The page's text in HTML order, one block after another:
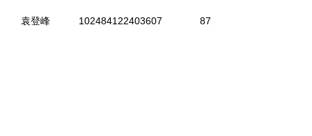
袁登峰 102484122403607 87